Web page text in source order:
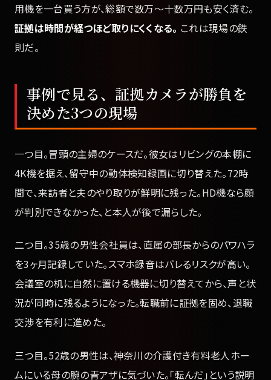
用機を一台買う方が、総額で数万〜十数万円も安く済む。
証拠は時間が経つほど取りにくくなる。 これは現場の鉄
則だ。
事例で見る、証拠カメラが勝負を
決めた3つの現場
一つ目。冒頭の主婦のケースだ。彼女はリビングの本棚に
4K機を据え、留守中の動体検知録画に切り替えた。72時
間で、来訪者と夫のやり取りが鮮明に残った。HD機なら顔
が判別できなかった、と本人が後で漏らした。
二つ目。35歳の男性会社員は、直属の部長からのパワハラ
を3ヶ月記録していた。スマホ録音はバレるリスクが高い。
会議室の机に自然に置ける機器に切り替えてから、声と状
況が同時に残るようになった。転職前に証拠を固め、退職
交渉を有利に進めた。
三つ目。52歳の男性は、神奈川の介護付き有料老人ホー
ムにいる母の腕の青アザに気づいた。「転んだ」という説明